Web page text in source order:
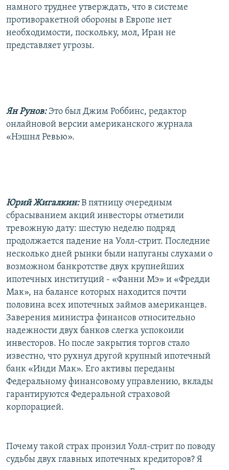
намного труднее утверждать, что в системе
противоракетной обороны в Европе нет
необходимости, поскольку, мол, Иран не
представляет угрозы.
Ян Рунов: Это был Джим Роббинс, редактор
онлайновой версии американского журнала
«Нэшнл Ревью».
Юрий Жигалкин:В пятницу очередным
сбрасыванием акций инвесторы отметили
тревожную дату: шестую неделю подряд
продолжается падение на Уолл-стрит. Последние
несколько дней рынки были напуганы слухами о
возможном банкротстве двух крупнейших
ипотечных институций - «Фанни Мэ» и «Фредди
Мак», на балансе которых находится почти
половина всех ипотечных займов американцев.
Заверения министра финансов относительно
надежности двух банков слегка успокоили
инвесторов. Но после закрытия торгов стало
известно, что рухнул другой крупный ипотечный
банк «Инди Мак». Его активы переданы
Федеральному финансовому управлению, вклады
гарантируются Федеральной страховой
корпорацией.
Почему такой страх пронзил Уолл-стрит по поводу
судьбы двух главных ипотечных кредиторов? Я